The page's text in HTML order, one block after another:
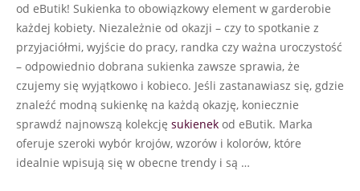
od eButik! Sukienka to obowiązkowy element w garderobie
każdej kobiety. Niezależnie od okazji – czy to spotkanie z
przyjaciółmi, wyjście do pracy, randka czy ważna uroczystość
– odpowiednio dobrana sukienka zawsze sprawia, że
czujemy się wyjątkowo i kobieco. Jeśli zastanawiasz się, gdzie
znaleźć modną sukienkę na każdą okazję, koniecznie
sprawdź najnowszą kolekcję sukienek od eButik. Marka
oferuje szeroki wybór krojów, wzorów i kolorów, które
idealnie wpisują się w obecne trendy i są …